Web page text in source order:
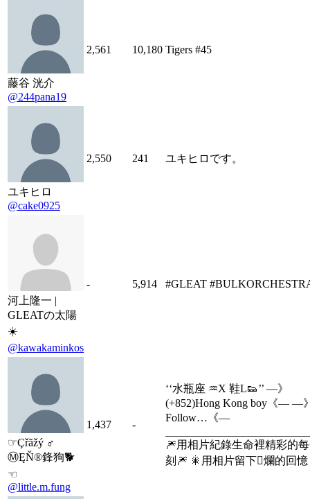
藤谷 洸介
@244pana19
2,561 10,180 Tigers #45
ユキヒロ
@cake0925
2,550 241 ユキヒロです。
河上隆一 |
GLEATの太陽
☀️
@kawakaminkos
- 5,914 #GLEAT
☞Çřãžý ♂
ⓂĘŇ®鋒狗🐕
☜
@little.m.fung
1,437 -
‘‘水瓶座 ♒X 鞋L👟’’ —》
(+852)Hong Kong boy《— —
Follow…《—
🎆用相片紀錄生命裡精彩的
刻🎆 🎇用相片留下爛的回憶